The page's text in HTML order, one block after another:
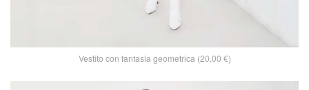
Vestito con fantasia geometrica (20,00 €)